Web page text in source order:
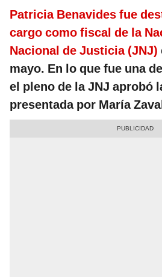
Patricia Benavides fue
cargo como fiscal de la
Nacional de Justicia (JNJ)
mayo. En lo que fue una
el pleno de la JNJ aprobó
presentada por María